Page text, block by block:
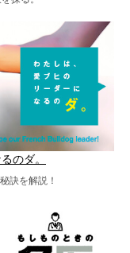
のダ。
訣を解説！